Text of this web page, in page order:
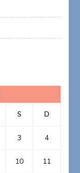
S D
3 4
10 11